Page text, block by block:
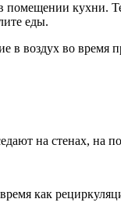
помещении кухни.
еды.
в воздух во время
на стенах, на
как